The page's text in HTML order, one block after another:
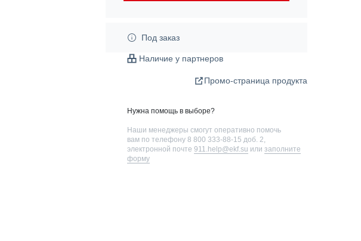
Под заказ
Наличие у партнеров
Промо-страница продукта
Нужна помощь в выборе?
Наши менеджеры смогут оперативно помочь
вам по телефону 8 800 333-88-15 доб. 2
электронной почте 911.help@ekf.su или заполните
форму